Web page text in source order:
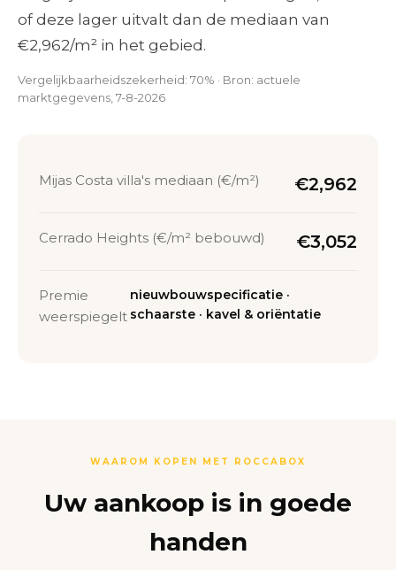
of deze lager uitvalt dan de mediaan van
€2,962/m² in het gebied.
Vergelijkbaarheidszekerheid: 70% · Bron: actuele
marktgegevens, 7-8-2026
Mijas Costa villa's mediaan (€/m²) €2,962
Cerrado Heights (€/m² bebouwd) €3,052
Premie
weerspiegelt
nieuwbouwspecificatie ·
schaarste · kavel & oriëntatie
WAAROM KOPEN MET ROCCABOX
Uw aankoop is in goede
handen